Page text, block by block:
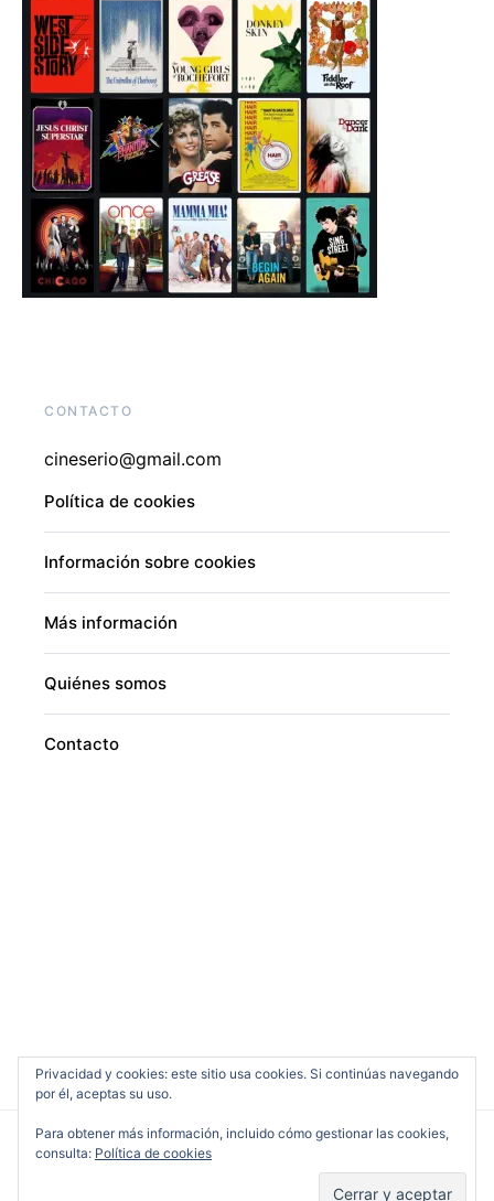
CONTACTO
cineserio@gmail.com
Política de cookies
Información sobre cookies
Más información
Quiénes somos
Contacto
Privacidad y cookies: este sitio usa cookies. Si continúas navegando
por él, aceptas su uso.
Para obtener más información, incluido cómo gestionar las cookies,
consulta: Política de cookies